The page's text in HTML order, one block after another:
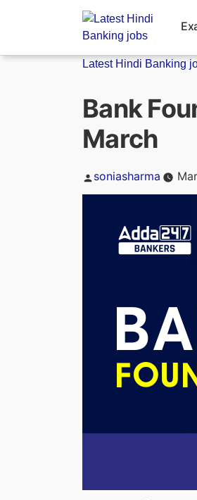
Latest Hindi Banking
Bank
March
Posted
soniasharma